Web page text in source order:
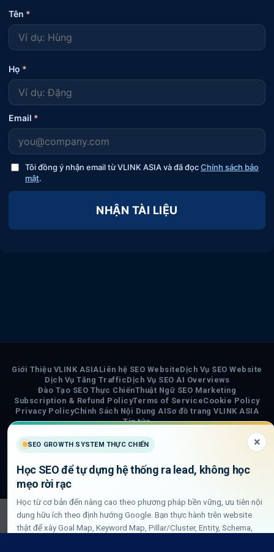
Tên *
Họ *
Email *
Tôi đồng ý nhận email từ VLINK ASIA và đã đọcChính sách bảo
mật.
NHẬN TÀI LIỆU
Visa PayPal Stripe MasterCard
Cash
Giới Thiệu VLINK ASIALiên hệ SEO WebsiteDịch Vụ SEO Website
Dịch Vụ Tăng TrafficDịch Vụ SEO AI Overviews
Đào Tạo SEO Thực ChiếnThuật Ngữ SEO Marketing
Subscription & Refund PolicyTerms of ServiceCookie Policy
Privacy PolicyChính Sách Nội Dung AISơ đồ trang VLINK ASIA
Tin tức
COPYRIGHT 2026 ©VLINK ASIA
SEO GROWTH SYSTEM THỰC CHIẾN ×
Học SEO để tự dựng hệ thống ra lead, không học
mẹo rời rạc
Học từ cơ bản đến nâng cao theo phương pháp bền vững, ưu tiên nội
dung hữu ích theo định hướng Google. Bạn thực hành trên website
thật để xây Goal Map, Keyword Map, Pillar/Cluster, Entity, Schema,